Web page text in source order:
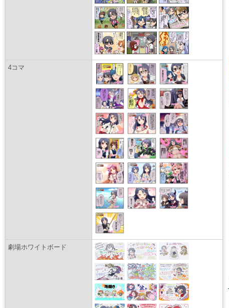
4コマ
劇場ホワイトボード